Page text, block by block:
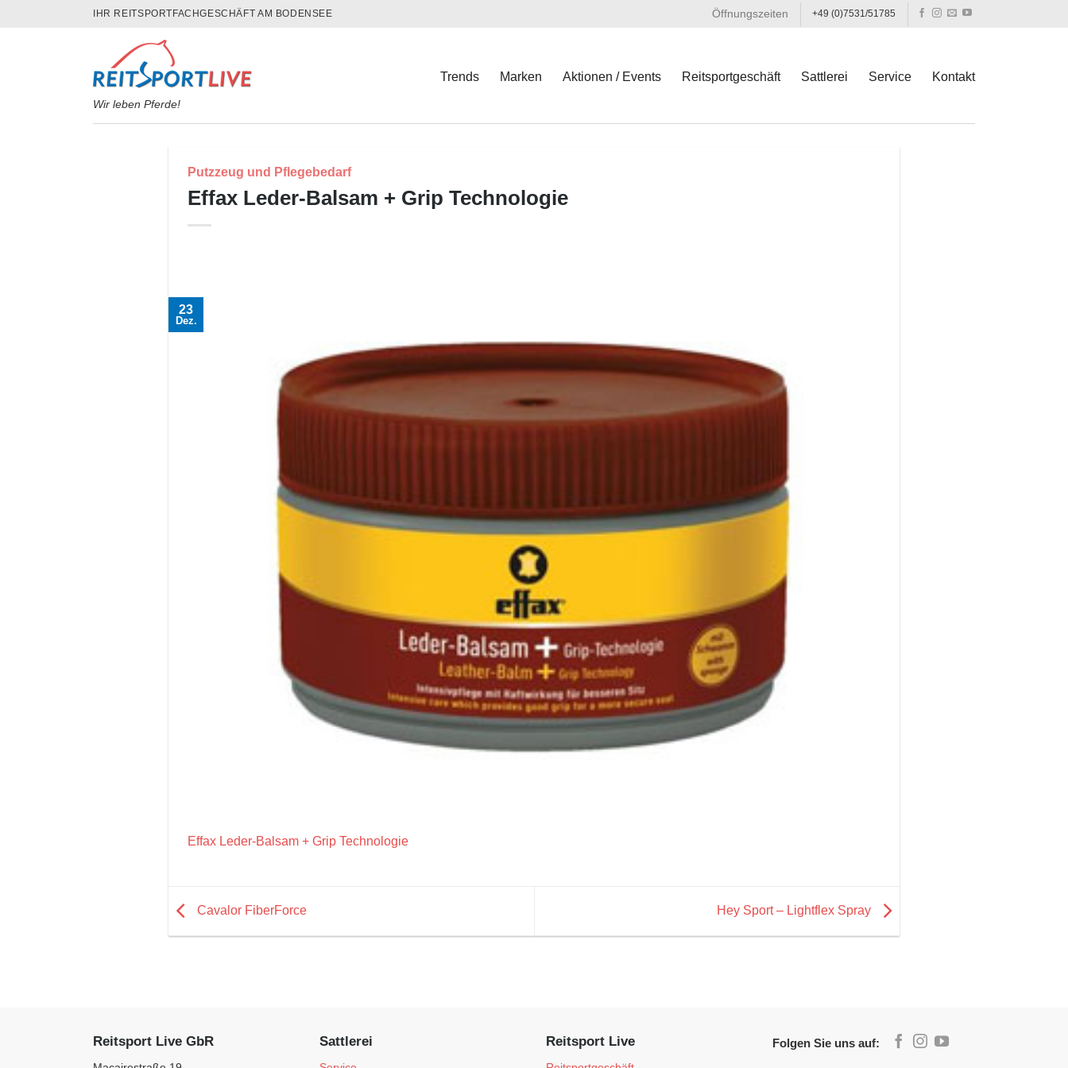
IHR REITSPORTFACHGESCHÄFT AM BODENSEE Öffnungszeiten +49 (0)7531/51785
Wir leben Pferde!
Trends Marken Aktionen / Events Reitsportgeschäft Sattlerei Service Kontakt
Putzzeug und Pflegebedarf
Effax Leder-Balsam + Grip Technologie
23
Dez.
Effax Leder-Balsam + Grip Technologie
Cavalor FiberForce Hey Sport – Lightflex Spray
Reitsport Live GbR Sattlerei Reitsport Live Folgen Sie uns auf: